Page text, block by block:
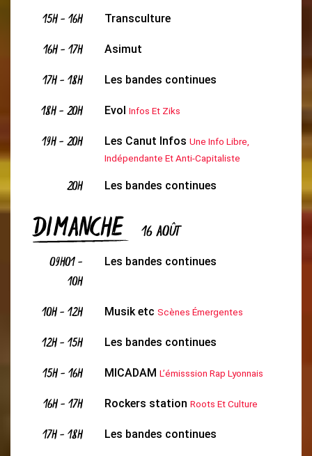
15H-16H Transculture
16H-17H Asimut
17H-18H Les bandes continues
18H-20H Evol Infos Et Ziks
19H-20H Les Canut Infos Une Info Libre,
Indépendante Et Anti-Capitaliste
20H Les bandes continues
DIMANCHE 16 AOÛT
09H01-
10H
Les bandes continues
10H-12H Musik etc Scènes Émergentes
12H-15H Les bandes continues
15H-16H MICADAM L’émisssion Rap Lyonnais
16H-17H Rockers station Roots Et Culture
17H-18H Les bandes continues